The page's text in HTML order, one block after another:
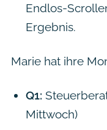
Endlos-
Ergebnis.
Marie hat ihre
Q1:
Mittwoch)